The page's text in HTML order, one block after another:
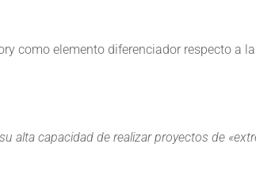
como elemento diferenciador respecto a
alta capacidad de realizar proyectos de